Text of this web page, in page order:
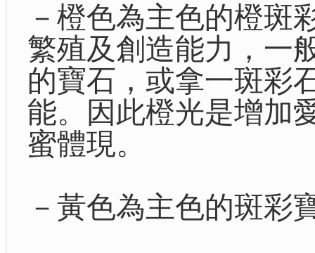
－橙色為主色的橙斑
繁殖及創造能力，一
的寶石，或拿一斑彩
能。因此橙光是增加
蜜體現。
－黃色為主色的斑彩